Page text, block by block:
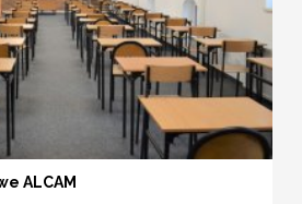
ALCAM